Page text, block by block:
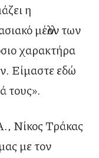
η
μέλλον των
χαρακτήρα
Είμαστε εδώ
τους».
Νίκος Τράκας
με τον